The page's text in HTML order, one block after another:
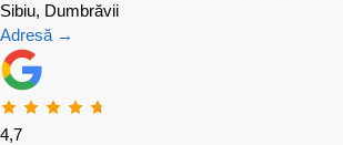
Sibiu, Dumbrăvii
Adresă →
4,7